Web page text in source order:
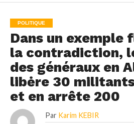
POLITIQUE
Dans un exemple
la contradiction,
des généraux en
libėre 30
et en arrête 200
Par Karim KEBIR